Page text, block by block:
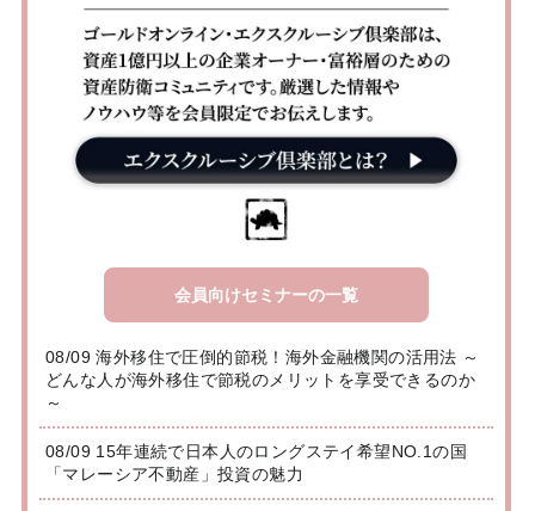
会員向けセミナーの一覧
08/09 海外移住で圧倒的節税！海外金融機関の活用法 ～
どんな人が海外移住で節税のメリットを享受できるのか
～
08/09 15年連続で日本人のロングステイ希望NO.1の国
「マレーシア不動産」投資の魅力